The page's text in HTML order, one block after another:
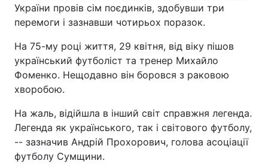
України провів сім поєдинків, здобувши три
перемоги і зазнавши чотирьох поразок.
На 75-му році життя, 29 квітня, від віку пішов
український футболіст та тренер Михайло
Фоменко. Нещодавно він боровся з раковою
хворобою.
На жаль, відійшла в інший світ справжня легенда.
Легенда як українського, так і світового футболу,
-- зазначив Андрій Прохорович, голова асоціації
футболу Сумщини.